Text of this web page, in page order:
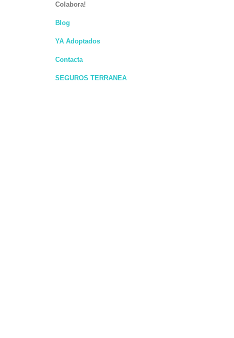
Colabora!
Blog
YA Adoptados
Contacta
SEGUROS TERRANEA